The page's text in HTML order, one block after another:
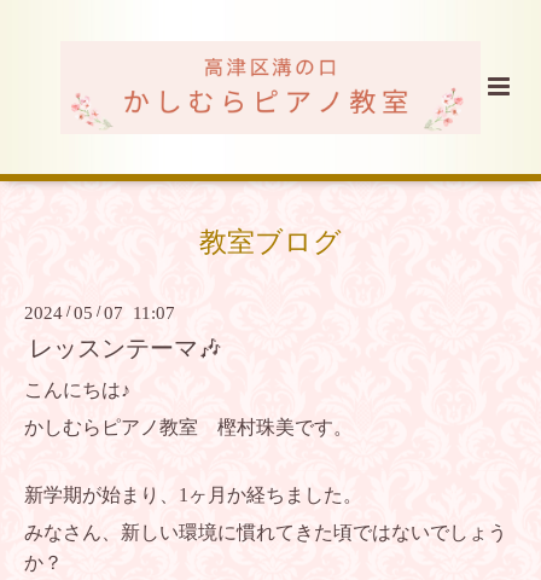
教室ブログ
2024 /05 /07 11:07
レッスンテーマ🎶
こんにちは♪
かしむらピアノ教室 樫村珠美です。
新学期が始まり、1ヶ月か経ちました。
みなさん、新しい環境に慣れてきた頃ではないでしょう
か？